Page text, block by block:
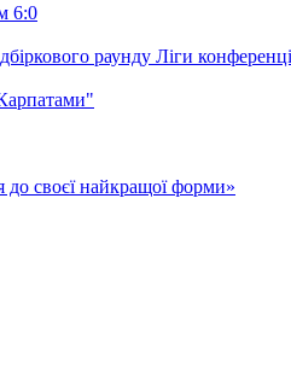
6:0
раунду Ліги
своєї найкращої форми»